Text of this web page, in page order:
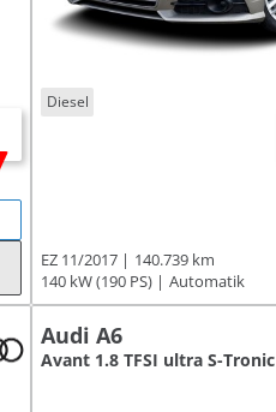
Diesel
EZ 11/2017
140.739 km
140 kW (190 PS)
Automatik
Audi A6
Avant 1.8 TFSI ultra S-Tronic